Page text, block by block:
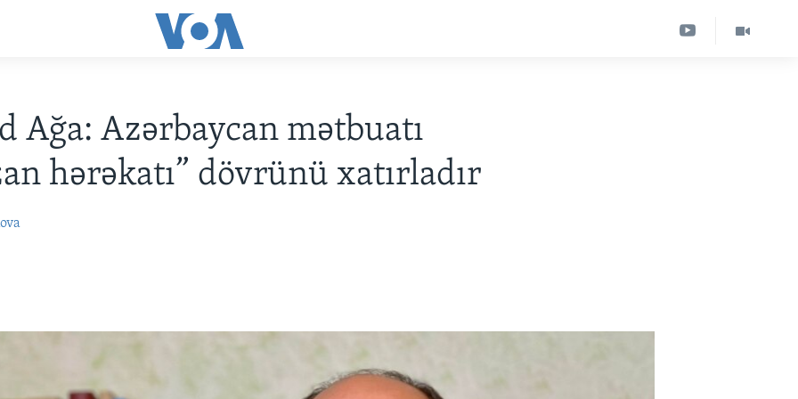
Ağa: Azərbaycan mətbuatı
hərəkatı” dövrünü xatırladır